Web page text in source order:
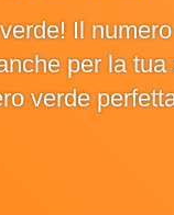
Il
per la
verde